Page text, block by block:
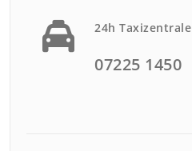
24h Taxizentrale
07225 1450